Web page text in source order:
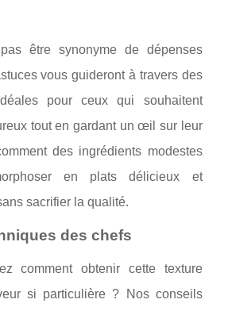
être synonyme de dépenses
vous guideront à travers des
pour ceux qui souhaitent
tout en gardant un œil sur leur
des ingrédients modestes
en plats délicieux et
sacrifier la qualité.
des chefs
comment obtenir cette texture
si particulière ? Nos conseils